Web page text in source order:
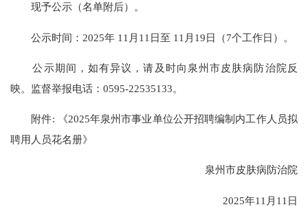
现予公示（名单附后）。
公示时间：2025年 11月11日至 11月19日（7个工作日）。
公示期间，如有异议，请及时向泉州市皮肤病防治院反
映。监督举报电话：0595-22535133。
附件: 《2025年泉州市事业单位公开招聘编制内工作人员拟
聘用人员花名册》
泉州市皮肤病防治院
2025年11月11日